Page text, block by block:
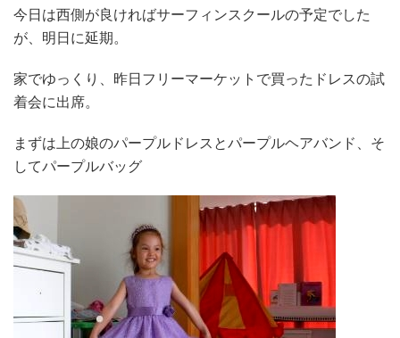
今日は西側が良ければサーフィンスクールの予定でした
が、明日に延期。
家でゆっくり、昨日フリーマーケットで買ったドレスの試
着会に出席。
まずは上の娘のパープルドレスとパープルヘアバンド、そ
してパープルバッグ